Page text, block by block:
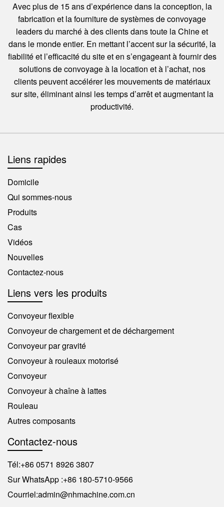
Avec plus de 15 ans d’expérience dans la conception, la
fabrication et la fourniture de systèmes de convoyage
leaders du marché à des clients dans toute la Chine et
dans le monde entier. En mettant l’accent sur la sécurité, la
fiabilité et l’efficacité du site et en s’engageant à fournir des
solutions de convoyage à la location et à l’achat, nos
clients peuvent accélérer les mouvements de matériaux
sur site, éliminant ainsi les temps d’arrêt et augmentant la
productivité.
Liens rapides
Domicile
Qui sommes-nous
Produits
Cas
Vidéos
Nouvelles
Contactez-nous
Liens vers les produits
Convoyeur flexible
Convoyeur de chargement et de déchargement
Convoyeur par gravité
Convoyeur à rouleaux motorisé
Convoyeur
Convoyeur à chaîne à lattes
Rouleau
Autres composants
Contactez-nous
Tél:+86 0571 8926 3807
Sur WhatsApp :+86 180-5710-9566
Courriel:admin@nhmachine.com.cn